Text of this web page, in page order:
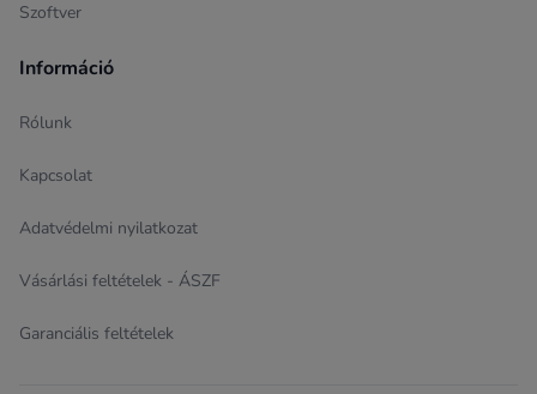
Szoftver
Információ
Rólunk
Kapcsolat
Adatvédelmi nyilatkozat
Vásárlási feltételek - ÁSZF
Garanciális feltételek